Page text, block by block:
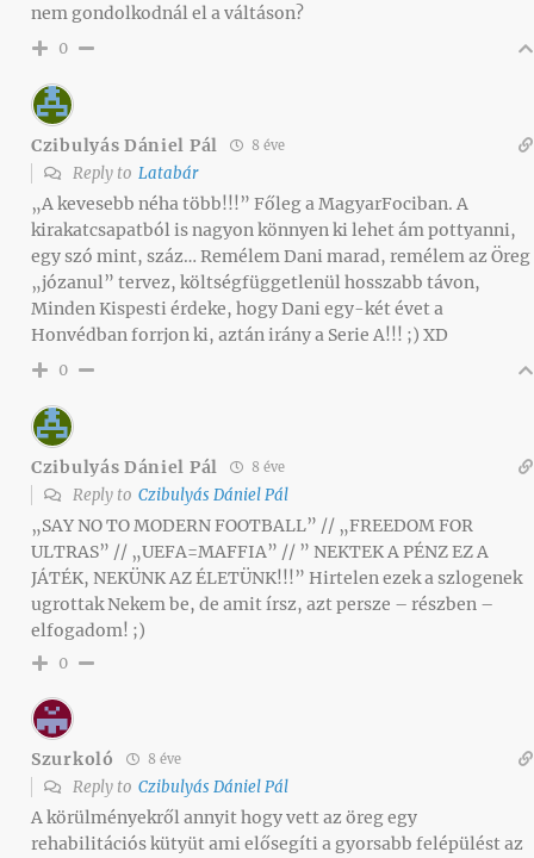
nem gondolkodnál el a váltáson?
0
Czibulyás Dániel Pál 8 éve
Reply to Latabár
„A kevesebb néha több!!!” Főleg a MagyarFociban. A
kirakatcsapatból is nagyon könnyen ki lehet ám pottyanni,
egy szó mint, száz… Remélem Dani marad, remélem az Öreg
„józanul” tervez, költségfüggetlenül hosszabb távon,
Minden Kispesti érdeke, hogy Dani egy-két évet a
Honvédban forrjon ki, aztán irány a Serie A!!! ;) XD
0
Czibulyás Dániel Pál 8 éve
Reply to Czibulyás Dániel Pál
„SAY NO TO MODERN FOOTBALL” // „FREEDOM FOR
ULTRAS” // „UEFA=MAFFIA” // ” NEKTEK A PÉNZ EZ A
JÁTÉK, NEKÜNK AZ ÉLETÜNK!!!” Hirtelen ezek a szlogenek
ugrottak Nekem be, de amit írsz, azt persze – részben –
elfogadom! ;)
0
Szurkoló 8 éve
Reply to Czibulyás Dániel Pál
A körülményekről annyit hogy vett az öreg egy
rehabilitációs kütyüt ami elősegíti a gyorsabb felépülést az